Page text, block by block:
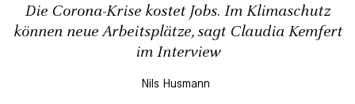
Die Corona-Krise kostet Jobs. Im Klimaschutz
können neue Arbeitsplätze, sagt Claudia Kemfert
im Interview
Nils Husmann